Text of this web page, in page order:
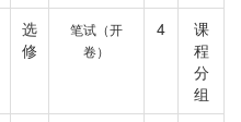
选
修
笔试（开
卷）
4
课
程
分
组